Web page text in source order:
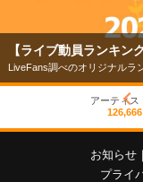
【ライブ動員ランキン
LiveFans調べのオリジナルラ
アーティス
126,666
お知らせ
プライ